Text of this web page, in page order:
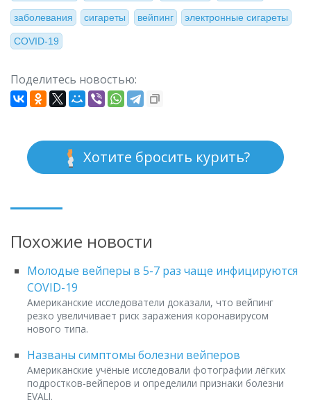
заболевания сигареты вейпинг электронные сигареты
COVID-19
Поделитесь новостью:
Хотите бросить курить?
Похожие новости
Молодые вейперы в 5-7 раз чаще инфицируются
COVID-19
Американские исследователи доказали, что вейпинг
резко увеличивает риск заражения коронавирусом
нового типа.
Названы симптомы болезни вейперов
Американские учёные исследовали фотографии лёгких
подростков-вейперов и определили признаки болезни
EVALI.